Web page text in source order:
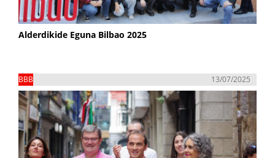
Alderdikide Eguna Bilbao 2025
BBB 13/07/2025